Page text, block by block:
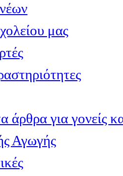
μας
άρθρα για γονείς
Αγωγής